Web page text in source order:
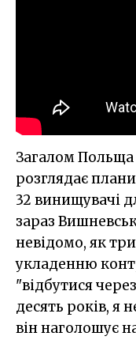
Загалом Польща
розглядає
32 винищувачі
зараз
невідомо, як
укладенню
"відбутися
десять років, я
він наголошує